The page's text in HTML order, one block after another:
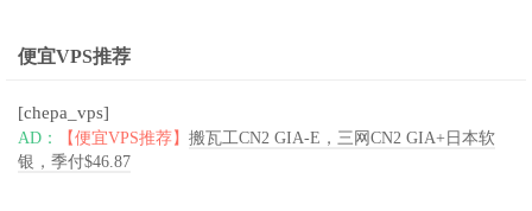
便宜VPS推荐
[chepa_vps]
AD： 【便宜VPS推荐】 搬瓦工CN2 GIA-E，三网CN2 GIA+日本软
银，季付$46.87